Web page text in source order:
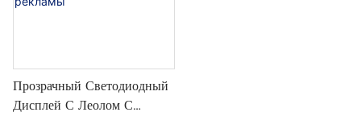
Прозрачный Светодиодный
Дисплей С Леолом С